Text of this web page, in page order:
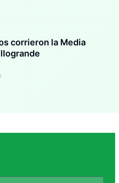
corrieron la Media